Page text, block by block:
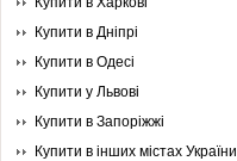
Купити в Дніпрі
Купити в Одесі
Купити у Львові
Купити в Запоріжжі
Купити в інших містах України